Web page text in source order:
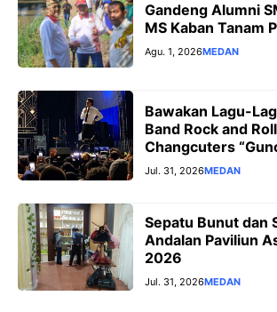
‎Gandeng Alumni
MS Kaban Tanam
Agu. 1, 2026MEDAN
Bawakan Lagu-
Band Rock and
Changcuters
Jul. 31, 2026MEDAN
Sepatu Bunut dan
Andalan Paviliun
2026
Jul. 31, 2026MEDAN